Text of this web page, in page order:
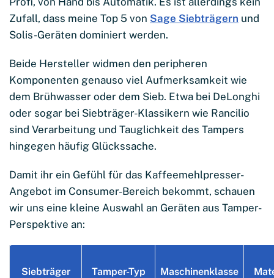
Zufall, dass meine Top 5 von Sage Siebträgern und
Solis-Geräten dominiert werden.
Beide Hersteller widmen den peripheren
Komponenten genauso viel Aufmerksamkeit wie
dem Brühwasser oder dem Sieb. Etwa bei DeLonghi
oder sogar bei Siebträger-Klassikern wie Rancilio
sind Verarbeitung und Tauglichkeit des Tampers
hingegen häufig Glückssache.
Damit ihr ein Gefühl für das Kaffeemehlpresser-
Angebot im Consumer-Bereich bekommt, schauen
wir uns eine kleine Auswahl an Geräten aus Tamper-
Perspektive an:
Siebträger Tamper-Typ Maschinenklasse